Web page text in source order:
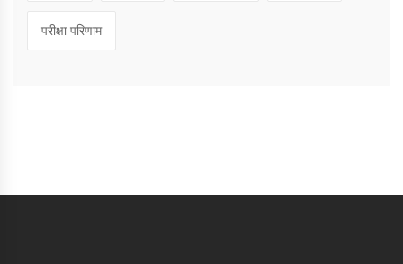
परीक्षा परिणाम